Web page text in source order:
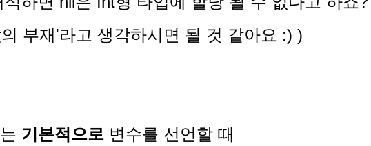
부재'라고 생각하시면 될 것 같아요 :) )
기본적으로 변수를 선언할 때